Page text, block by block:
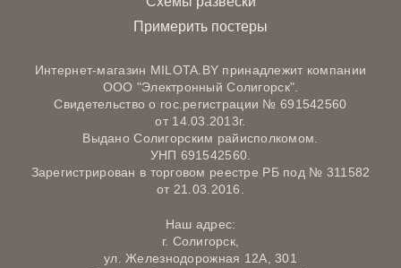
Примерить постеры
Интернет-магазин MILOTA.BY принадлежит компании
ООО "Электронный Солигорск".
Свидетельство о гос.регистрации № 691542560
от 14.03.2013г.
Выдано Солигорским райисполкомом.
УНП 691542560.
Зарегистрирован в торговом реестре РБ под № 311582
от 21.03.2016.
Наш адрес:
г. Солигорск,
ул. Железнодорожная 12А, 301